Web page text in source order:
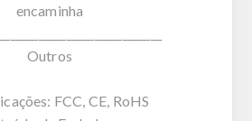
encaminha
Outros
FCC, CE, RoHS